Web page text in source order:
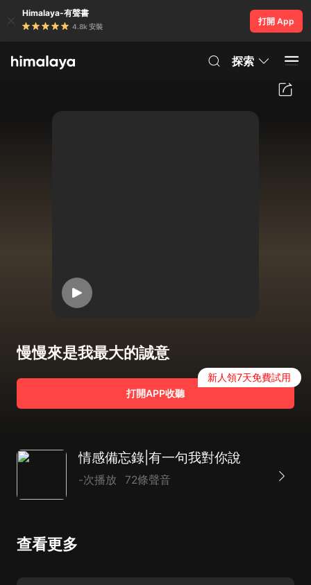
Himalaya-有聲書
4.8k 安裝
打開 App
探索
慢慢來是我最大的誠意
打開APP收聽
新人領7天免費試用
情感備忘錄|有一句我對你說
-次播放 72條聲音
查看更多